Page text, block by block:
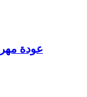
عودة